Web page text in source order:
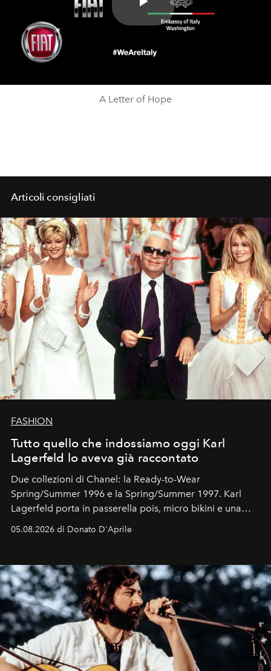
Play
A Letter of Hope
Articoli consigliati
FASHION
Tutto quello che indossiamo oggi Karl
Lagerfeld lo aveva già raccontato
Due collezioni di Chanel: la Ready-to-Wear
Spring/Summer 1996 e la Spring/Summer 1997. Karl
Lagerfeld porta in passerella pois, micro bikini e una
logomania pensata per la spiaggia
Kate, Claudia e Carla una dietro l'altra. Trent'anni dopo,
uno dei documenti più contemporanei che abbiamo.
05.08.2026 di Donato D'Aprile